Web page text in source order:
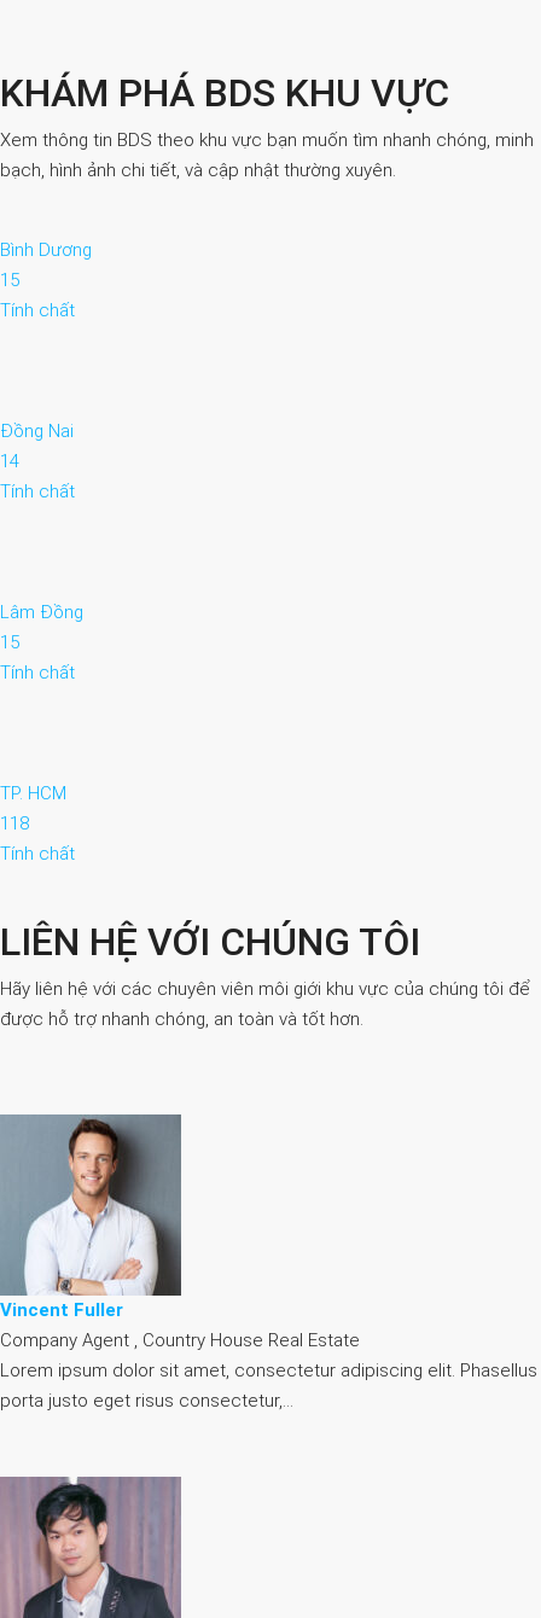
KHÁM PHÁ BDS KHU VỰC
Xem thông tin BDS theo khu vực bạn muốn tìm nhanh chóng, minh
bạch, hình ảnh chi tiết, và cập nhật thường xuyên.
Bình Dương
15
Tính chất
Đồng Nai
14
Tính chất
Lâm Đồng
15
Tính chất
TP. HCM
118
Tính chất
LIÊN HỆ VỚI CHÚNG TÔI
Hãy liên hệ với các chuyên viên môi giới khu vực của chúng tôi để
được hỗ trợ nhanh chóng, an toàn và tốt hơn.
Vincent Fuller
Company Agent , Country House Real Estate
Lorem ipsum dolor sit amet, consectetur adipiscing elit. Phasellus
porta justo eget risus consectetur,…